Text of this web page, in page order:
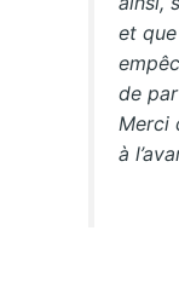
et
de
Merci
à